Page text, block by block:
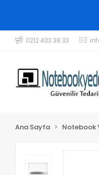
0212 433 38 33
Ana Sayfa Notebook